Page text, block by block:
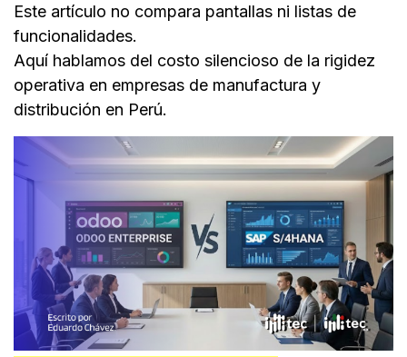
Este artículo no compara pantallas ni listas de
funcionalidades.
Aquí hablamos del costo silencioso de la rigidez
operativa en empresas de manufactura y
distribución en Perú.